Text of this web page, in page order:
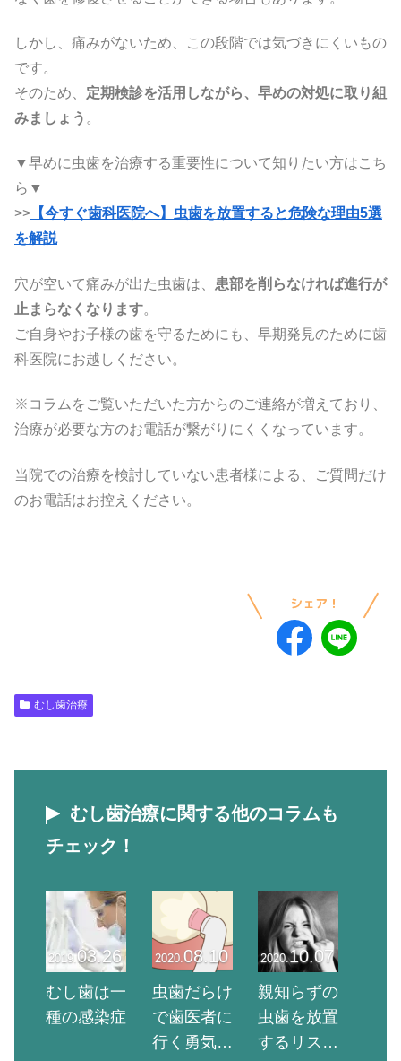
しかし、痛みがないため、この段階では気づきにくいもの
です。
そのため、 定期検診を活用しながら、早めの対処に取り組
みましょう 。
▼早めに虫歯を治療する重要性について知りたい方はこち
ら▼
>> 【今すぐ歯科医院へ】虫歯を放置すると危険な理由5選
を解説
穴が空いて痛みが出た虫歯は、 患部を削らなければ進行が
止まらなくなります。
ご自身やお子様の歯を守るためにも、早期発見のために歯
科医院にお越しください。
※コラムをご覧いただいた方からのご連絡が増えており、
治療が必要な方のお電話が繋がりにくくなっています。
当院での治療を検討していない患者様による、ご質問だけ
のお電話はお控えください。
むし歯治療
むし歯治療に関する他のコラムも
チェック！
2019.03.26
むし歯は一
種の感染症
2020.08.10
虫歯だらけ
で歯医者に
行く勇気が
2020.10.07
親知らずの
虫歯を放置
するリスク6